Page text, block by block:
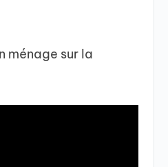
ménage sur la